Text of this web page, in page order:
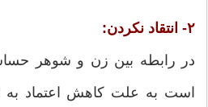
۲- انتقاد نکردن:
در رابطه بین زن و شوهر
است به علت کاهش اعتماد